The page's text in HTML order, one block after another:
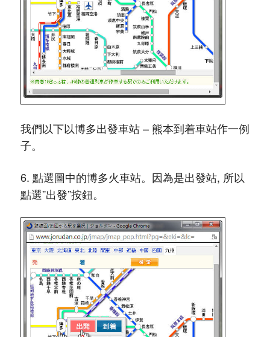
我們以下以博多出發車站 – 熊本到着車站作一例
子。
6. 點選圖中的博多火車站。因為是出發站, 所以
點選”出發”按鈕。